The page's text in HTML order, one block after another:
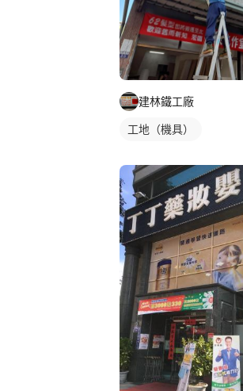
建林鐵工廠
工地（機具）